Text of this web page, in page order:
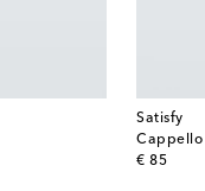
Satisfy
Cappello
€ 85
original